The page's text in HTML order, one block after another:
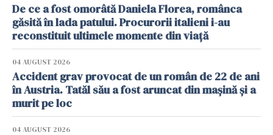
De ce a fost omorâtă Daniela Florea, românca
găsită în lada patului. Procurorii italieni i-au
reconstituit ultimele momente din viață
04 AUGUST 2026
Accident grav provocat de un român de 22 de ani
în Austria. Tatăl său a fost aruncat din mașină și a
murit pe loc
04 AUGUST 2026